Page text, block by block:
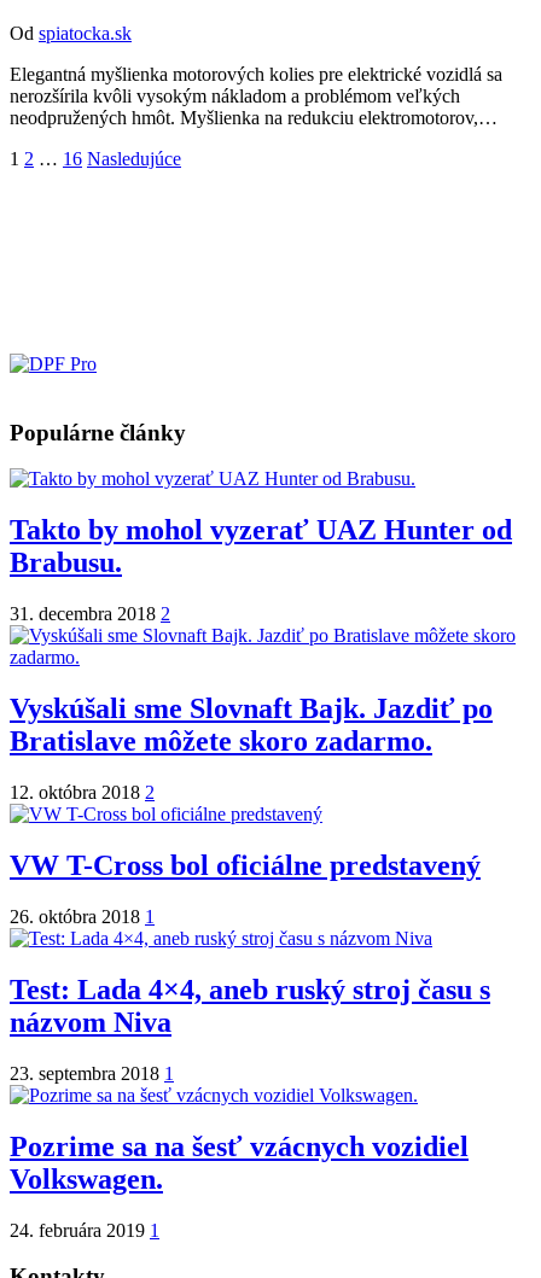
Od spiatocka.sk
Elegantná myšlienka motorových kolies pre elektrické vozidlá sa
nerozšírila kvôli vysokým nákladom a problémom veľkých
neodpružených hmôt. Myšlienka na redukciu elektromotorov,…
Stránkovanie
1 2 … 16 Nasledujúce
Populárne články
Takto by mohol vyzerať UAZ Hunter od
Brabusu.
31. decembra 2018 2
Vyskúšali sme Slovnaft Bajk. Jazdiť po
Bratislave môžete skoro zadarmo.
12. októbra 2018 2
VW T-Cross bol oficiálne predstavený
26. októbra 2018 1
Test: Lada 4×4, aneb ruský stroj času s
názvom Niva
23. septembra 2018 1
Pozrime sa na šesť vzácnych vozidiel
Volkswagen.
24. februára 2019 1